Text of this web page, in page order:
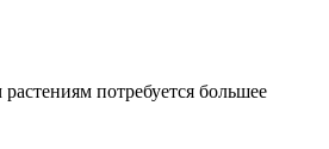
потребуется большее